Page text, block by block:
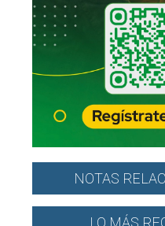
NOTAS
LO MÁS